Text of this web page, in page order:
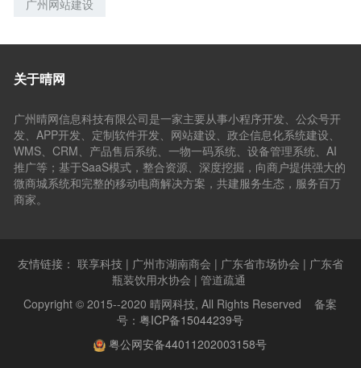
广州网站建设
关于晴网
广州晴网信息科技有限公司是一家主要从事小程序开发、公众号开
发、APP开发、定制软件开发、网站建设、政企信息化系统建设、
WMS、CRM、产品售后系统、一物一码系统、设备管理系统、AI
推广等；基于SaaS模式，整合资源、深度挖掘，向商户提供强大的
微商城系统和完整的移动电商解决方案，共建服务生态，服务百万
商家。
友情链接： 联享科技 | 广州市湖南商会 | 广东省市场协会 | 广东省
瓶装饮用水协会 | 管道疏通
Copyright © 2015--2020 晴网科技, All Rights Reserved 备案
号：粤ICP备15044239号
粤公网安备44011202003158号